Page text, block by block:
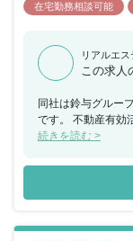
在宅勤務相談可能
リアルエ
この求人
同社は鈴与グルー
です。 不動産有効
ル管理までを一貫
頼を得られる仕事
きる会社です。
持続可能な不動産
した３Ｄによる事
続きを読む >